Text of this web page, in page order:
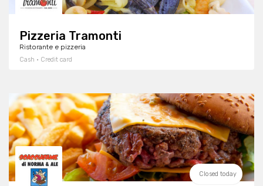
Pizzeria Tramonti
Ristorante e pizzeria
Cash · Credit card
Closed today